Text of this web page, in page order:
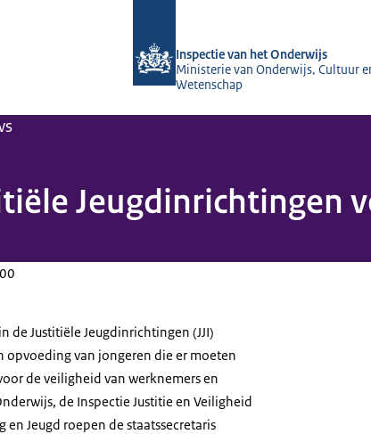
Inspectie van het Onderwijs
Ministerie van Onderwijs, Cultuur
Wetenschap
Jeugdinrichtingen
de Justitiële Jeugdinrichtingen (JJI)
van jongeren die er moeten
de veiligheid van werknemers en
de Inspectie Justitie en Veiligheid
Jeugd roepen de staatssecretaris